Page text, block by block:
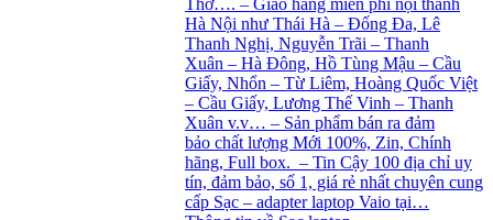
Thơ…. – Giao hàng miễn phí nội thành
Hà Nội như Thái Hà – Đống Đa, Lê
Thanh Nghị, Nguyễn Trãi – Thanh
Xuân – Hà Đông, Hồ Tùng Mậu – Cầu
Giấy, Nhổn – Từ Liêm, Hoàng Quốc Việt
– Cầu Giấy, Lương Thế Vinh – Thanh
Xuân v.v… – Sản phẩm bán ra đảm
bảo chất lượng Mới 100%, Zin, Chính
hãng, Full box. – Tin Cậy 100 địa chỉ uy
tín, đảm bảo, số 1, giá rẻ nhất chuyên cung
cấp Sạc – adapter laptop Vaio tại…